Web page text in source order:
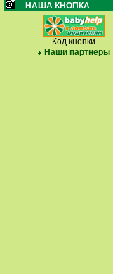
НАША КНОПКА
Код кнопки
Наши партнеры